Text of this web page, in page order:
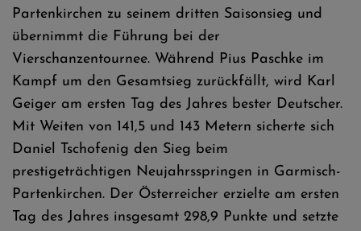
Partenkirchen zu seinem dritten Saisonsieg und
übernimmt die Führung bei der
Vierschanzentournee. Während Pius Paschke im
Kampf um den Gesamtsieg zurückfällt, wird Karl
Geiger am ersten Tag des Jahres bester Deutscher.
Mit Weiten von 141,5 und 143 Metern sicherte sich
Daniel Tschofenig den Sieg beim
prestigeträchtigen Neujahrsspringen in Garmisch-
Partenkirchen. Der Österreicher erzielte am ersten
Tag des Jahres insgesamt 298,9 Punkte und setzte